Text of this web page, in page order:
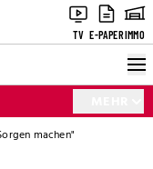
TV E-PAPERIMMO
machen"